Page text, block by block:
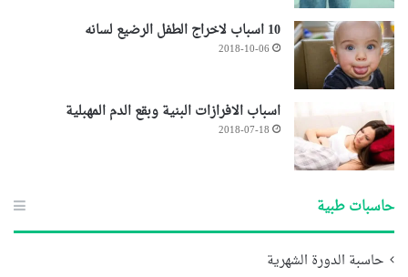
10 اسباب لاخراج الطفل الرضيع لسانه
2018-10-06
اسباب الافرازات البنية وبقع الدم المهبلية
2018-07-18
حاسبات طبية
حاسبة الدورة الشهرية